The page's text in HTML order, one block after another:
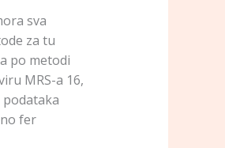
sva
za tu
po metodi
MRS-a 16,
fer